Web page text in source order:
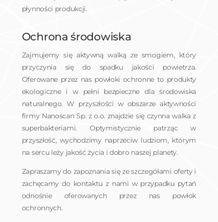
płynności produkcji.
Ochrona środowiska
Zajmujemy się aktywną walką ze smogiem, który
przyczynia się do spadku jakości powietrza.
Oferowane przez nas powłoki ochronne to produkty
ekologiczne i w pełni bezpieczne dla środowiska
naturalnego. W przyszłości w obszarze aktywności
firmy Nanoscan Sp. z o.o. znajdzie się czynna walka z
superbakteriami. Optymistycznie patrząc w
przyszłość, wychodzimy naprzeciw ludziom, którym
na sercu leży jakość życia i dobro naszej planety.
Zapraszamy do zapoznania się ze szczegółami oferty i
zachęcamy do kontaktu z nami w przypadku pytań
odnośnie oferowanych przez nas powłok
ochronnych.